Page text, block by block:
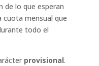
de lo que esperan
cuota mensual que
todo el
provisional.